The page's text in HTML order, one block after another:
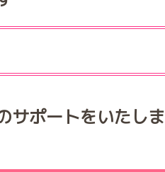
サポートをいたしま